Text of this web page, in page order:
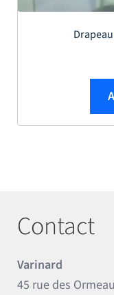
Contact
Varinard
45 rue des